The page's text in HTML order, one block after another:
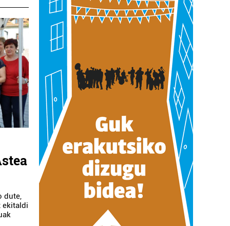
dute,
ekitaldi